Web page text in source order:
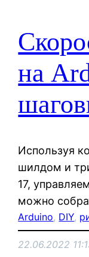
на
Используя
шилдом и
17,
можно
Arduino, DIY,
22.06.2022